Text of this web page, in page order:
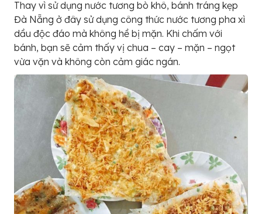
Thay vì sử dụng nước tương bò khô, bánh tráng kẹp
Đà Nẵng ở đây sử dụng công thức nước tương pha xì
dầu độc đáo mà không hề bị mặn. Khi chấm với
bánh, bạn sẽ cảm thấy vị chua – cay – mặn – ngọt
vừa vặn và không còn cảm giác ngán.